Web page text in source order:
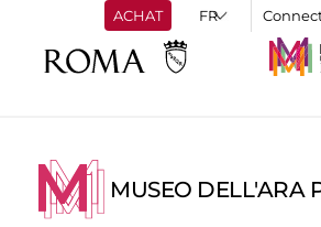
ACHAT
MUSEO DELL'ARA